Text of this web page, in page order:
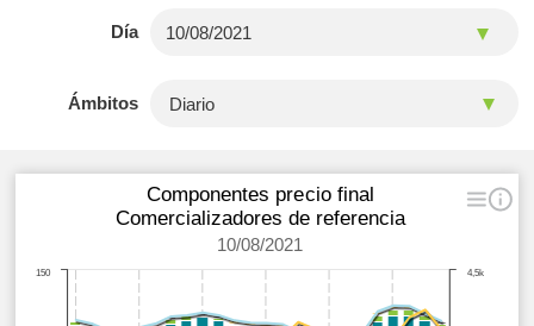
Día
Ámbitos
Componentes precio final
Comercializadores de referencia
10/08/2021
4,5k
150